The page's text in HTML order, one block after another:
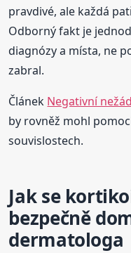
pravdivé, ale každá
Odborný fakt je
diagnózy a místa, ne
zabral.
Článek Negativní
by rovněž mohl
souvislostech.
Jak se
bezpečně
dermatologa